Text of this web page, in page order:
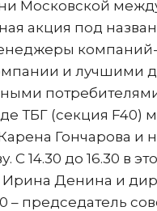
Московской
акция под
и лучшими
ТБГ (секция F40)
Гончарова и
14.30 до 16.30 в
Денина и
– председатель